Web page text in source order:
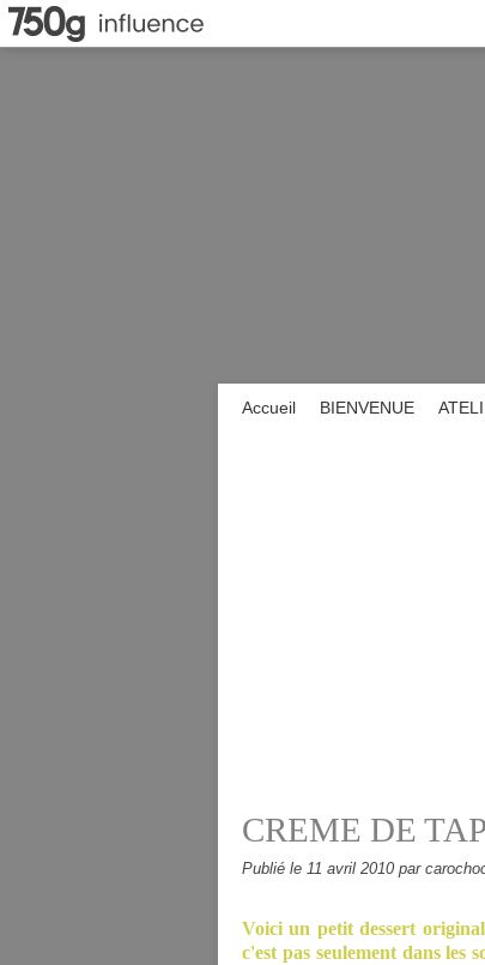
Accueil BIENVENUE
CREME DE
Publié le 11 avril 2010 par
Voici un petit dessert
c'est pas seulement dans les